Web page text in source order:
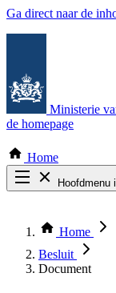
Ga direct naar de
Ministerie
de homepage
Home
Hoofdmenu
Thema
Bekijk per
Home
Besluit
Document